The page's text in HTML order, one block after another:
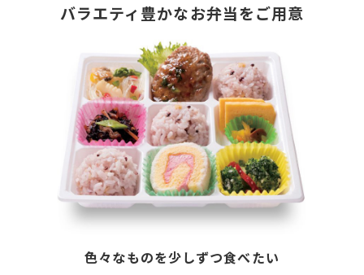
バラエティ豊かなお弁当をご用意
色々なものを少しずつ食べたい